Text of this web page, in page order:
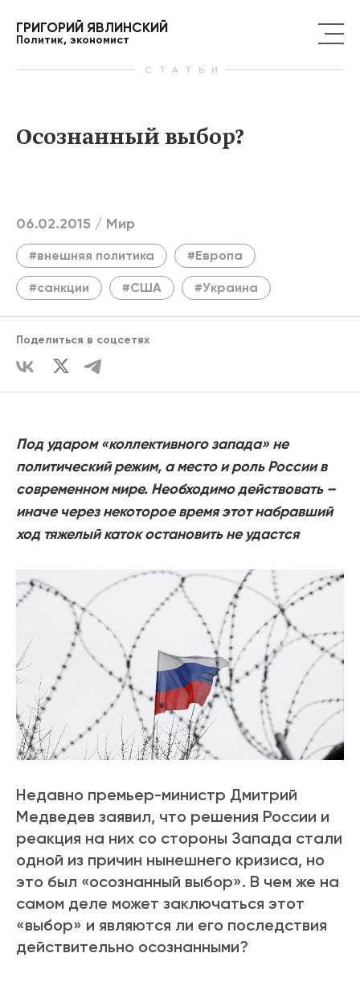
ГРИГОРИЙ ЯВЛИНСКИЙ
Политик, экономист
СТАТЬИ
Осознанный выбор?
06.02.2015 / Мир
#внешняя политика #Европа
#санкции #США #Украина
Поделиться в соцсетях
Под ударом «коллективного запада» не
политический режим, а место и роль России в
современном мире. Необходимо действовать –
иначе через некоторое время этот набравший
ход тяжелый каток остановить не удастся
Недавно премьер-министр Дмитрий
Медведев заявил, что решения России и
реакция на них со стороны Запада стали
одной из причин нынешнего кризиса, но
это был «осознанный выбор». В чем же на
самом деле может заключаться этот
«выбор» и являются ли его последствия
действительно осознанными?